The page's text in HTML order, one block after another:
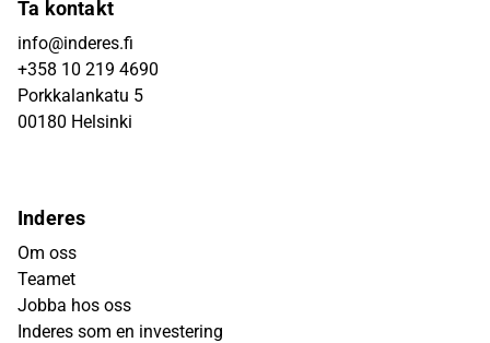
Ta kontakt
info@inderes.fi
+358 10 219 4690
Porkkalankatu 5
00180 Helsinki
Inderes
Om oss
Teamet
Jobba hos oss
Inderes som en investering